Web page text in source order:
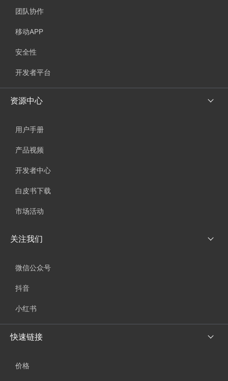
团队协作
移动APP
安全性
开发者平台
资源中心
用户手册
产品视频
开发者中心
白皮书下载
市场活动
关注我们
微信公众号
抖音
小红书
快速链接
价格